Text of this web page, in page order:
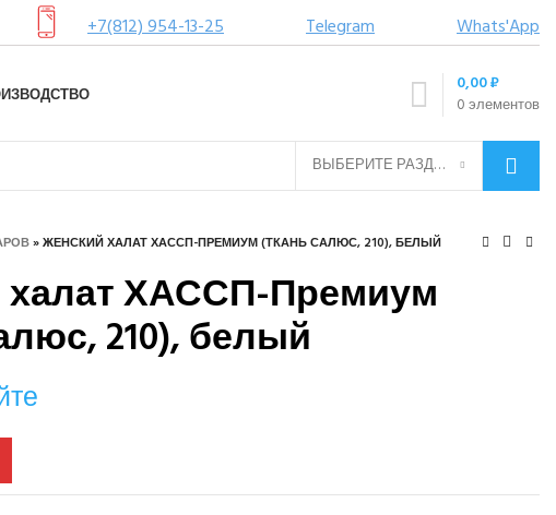
+7(812) 954-13-25 Telegram Whats'App
0элементов
0,00₽
ВЫБЕРИТЕ РАЗДЕЛ
»ЖЕНСКИЙ ХАЛАТ ХАССП-ПРЕМИУМ (ТКАНЬ САЛЮС, 210), БЕЛЫЙ
ХАССП-Премиум
210), белый